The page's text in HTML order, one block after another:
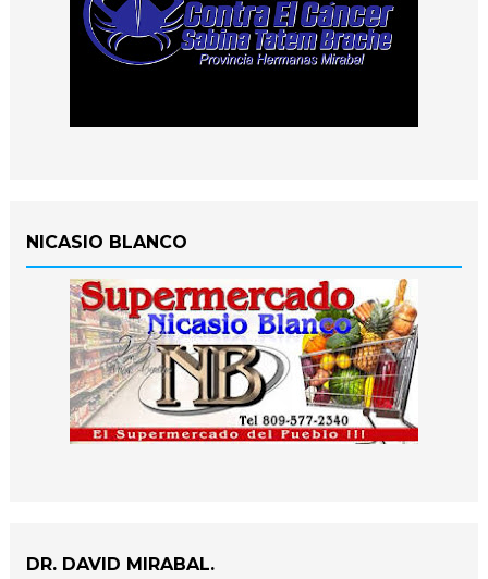
NICASIO BLANCO
DR. DAVID MIRABAL.